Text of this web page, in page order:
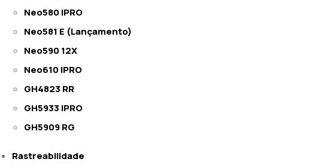
Neo580 IPRO
Neo581 E (Lançamento)
Neo590 12X
Neo610 IPRO
GH4823 RR
GH5933 IPRO
GH5909 RG
Rastreabilidade